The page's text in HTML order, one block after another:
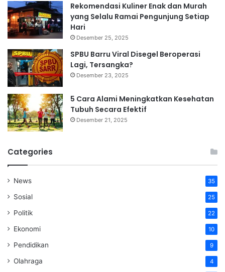
Rekomendasi Kuliner Enak dan Murah
yang Selalu Ramai Pengunjung Setiap
Hari
Desember 25, 2025
SPBU Barru Viral Disegel Beroperasi
Lagi, Tersangka?
Desember 23, 2025
5 Cara Alami Meningkatkan Kesehatan
Tubuh Secara Efektif
Desember 21, 2025
Categories
News 35
Sosial 25
Politik 22
Ekonomi 10
Pendidikan 9
Olahraga 4